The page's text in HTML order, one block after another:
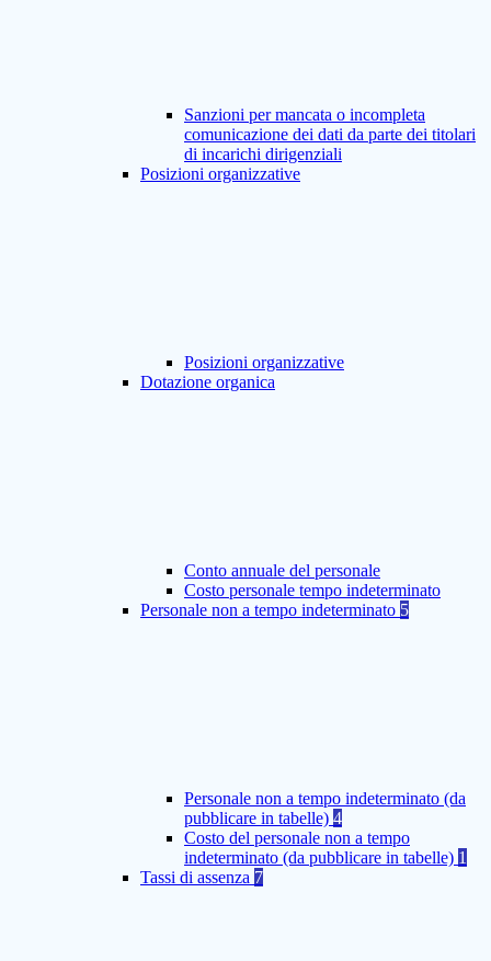
Sanzioni per mancata o incompleta
comunicazione dei dati da parte dei titolari
di incarichi dirigenziali
Posizioni organizzative
Posizioni organizzative
Dotazione organica
Conto annuale del personale
Costo personale tempo indeterminato
Personale non a tempo indeterminato 5
Personale non a tempo indeterminato (da
pubblicare in tabelle) 4
Costo del personale non a tempo
indeterminato (da pubblicare in tabelle) 1
Tassi di assenza 7